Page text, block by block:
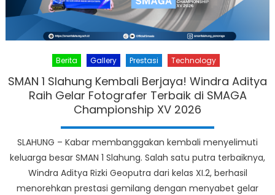
Berita Gallery Prestasi Technology
SMAN 1 Slahung Kembali Berjaya! Windra Aditya
Raih Gelar Fotografer Terbaik di SMAGA
Championship XV 2026
SLAHUNG – Kabar membanggakan kembali menyelimuti
keluarga besar SMAN 1 Slahung. Salah satu putra terbaiknya,
Windra Aditya Rizki Geoputra dari kelas XI.2, berhasil
menorehkan prestasi gemilang dengan menyabet gelar